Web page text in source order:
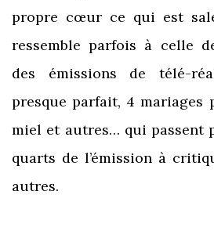
propre cœur ce qui est
ressemble parfois à celle
des émissions de télé-
presque parfait, 4 mariages
miel et autres… qui passent
quarts de l’émission à
autres.